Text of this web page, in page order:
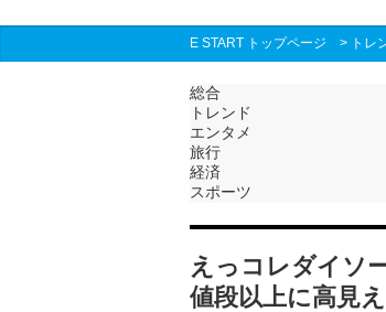
E START トップページ > トレ
総合
トレンド
エンタメ
旅行
経済
スポーツ
えっコレダイソ
値段以上に高見